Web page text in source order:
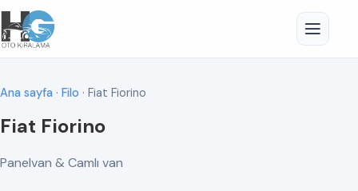
Ana sayfa · Filo · Fiat Fiorino
Fiat Fiorino
Panelvan & Camlı van